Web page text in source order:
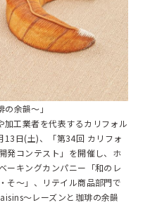
余韻～」
加工業者を代表するカリフォル
13日(土)、「第34回 カリフォ
発コンテスト」を開催し、ホ
ーキングカンパニー「和のレ
そ～」、リテイル商品部門で
～レーズンと珈琲の余韻